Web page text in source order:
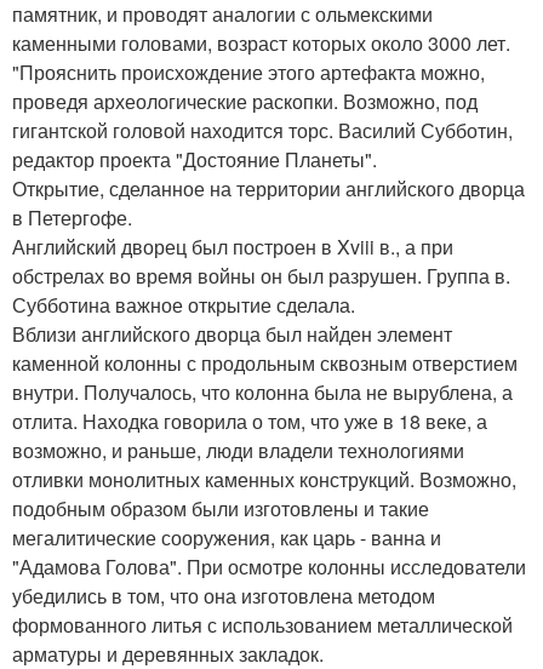
памятник, и проводят аналогии с ольмекскими
каменными головами, возраст которых около 3000 лет.
"Прояснить происхождение этого артефакта можно,
проведя археологические раскопки. Возможно, под
гигантской головой находится торс. Василий Субботин,
редактор проекта "Достояние Планеты".
Открытие, сделанное на территории английского дворца
в Петергофе.
Английский дворец был построен в Xviii в., а при
обстрелах во время войны он был разрушен. Группа в.
Субботина важное открытие сделала.
Вблизи английского дворца был найден элемент
каменной колонны с продольным сквозным отверстием
внутри. Получалось, что колонна была не вырублена, а
отлита. Находка говорила о том, что уже в 18 веке, а
возможно, и раньше, люди владели технологиями
отливки монолитных каменных конструкций. Возможно,
подобным образом были изготовлены и такие
мегалитические сооружения, как царь - ванна и
"Адамова Голова". При осмотре колонны исследователи
убедились в том, что она изготовлена методом
формованного литья с использованием металлической
арматуры и деревянных закладок.